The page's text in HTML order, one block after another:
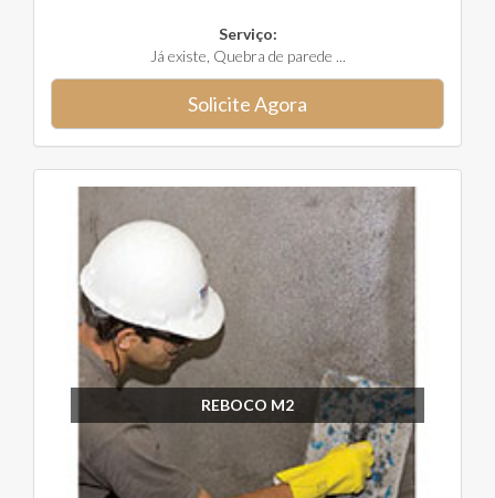
Serviço:
Já existe, Quebra de parede ...
Solicite Agora
REBOCO M2